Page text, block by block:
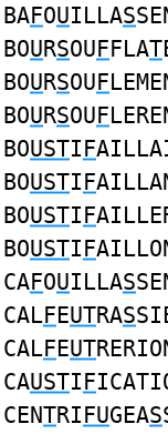
BAFOUILLAS
BOURSOUFFLAT
BOURSOUF
BOURSOUF
BOUSTIF
BOUSTIF
BOUSTIF
BOUSTIF
CAFOUILLAS
CALFEUTRAS
CALFEUT
CAUSTIF
CENTRIFUGEAS